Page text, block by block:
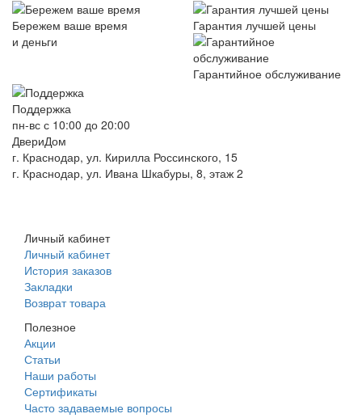
Бережем ваше время
и деньги
Гарантия лучшей цены
Гарантийное обслуживание
Поддержка
пн-вс с 10:00 до 20:00
ДвериДом
г. Краснодар, ул. Кирилла Россинского, 15
г. Краснодар, ул. Ивана Шкабуры, 8, этаж 2
Личный кабинет
Личный кабинет
История заказов
Закладки
Возврат товара
Полезное
Акции
Статьи
Наши работы
Сертификаты
Часто задаваемые вопросы